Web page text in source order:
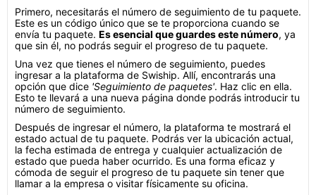
Primero, necesitarás el número de seguimiento de tu paquete.
Este es un código único que se te proporciona cuando se
envía tu paquete. Es esencial que guardes este número, ya
que sin él, no podrás seguir el progreso de tu paquete.
Una vez que tienes el número de seguimiento, puedes
ingresar a la plataforma de Swiship. Allí, encontrarás una
opción que dice 'Seguimiento de paquetes'. Haz clic en ella.
Esto te llevará a una nueva página donde podrás introducir tu
número de seguimiento.
Después de ingresar el número, la plataforma te mostrará el
estado actual de tu paquete. Podrás ver la ubicación actual,
la fecha estimada de entrega y cualquier actualización de
estado que pueda haber ocurrido. Es una forma eficaz y
cómoda de seguir el progreso de tu paquete sin tener que
llamar a la empresa o visitar físicamente su oficina.